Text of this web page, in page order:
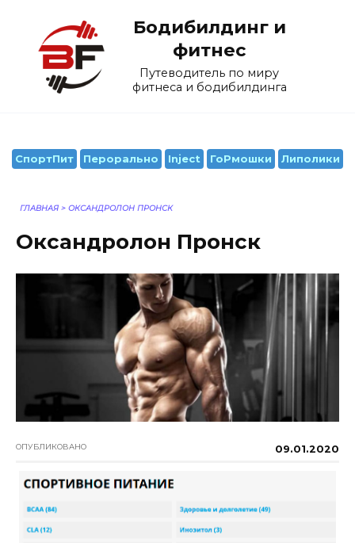
содержанию
Бодибилдинг и
фитнес
Путеводитель по миру
фитнеса и бодибилдинга
СпортПит Перорально Inject ГоРмошки Липолики
ГЛАВНАЯ > ОКСАНДРОЛОН ПРОНСК
Оксандролон Пронск
ОПУБЛИКОВАНО 09.01.2020